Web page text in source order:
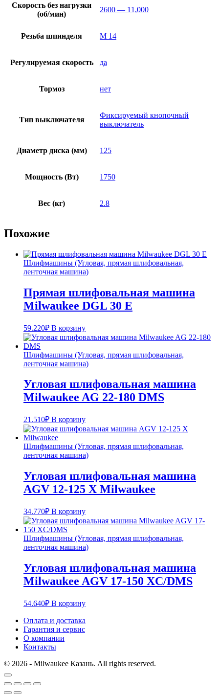
Скорость без нагрузки
(об/мин)
2600 — 11,000
Резьба шпинделя M 14
Регулируемая скорость да
Тормоз нет
Тип выключателя
Фиксируемый кнопочный
выключатель
Диаметр диска (мм) 125
Мощность (Вт) 1750
Вес (кг) 2.8
Похожие
Шлифмашины (Угловая, прямая шлифовальная,
ленточная машина)
Прямая шлифовальная машина
Milwaukee DGL 30 E
59.220₽ В корзину
Шлифмашины (Угловая, прямая шлифовальная,
ленточная машина)
Угловая шлифовальная машина
Milwaukee AG 22-180 DMS
21.510₽ В корзину
Шлифмашины (Угловая, прямая шлифовальная,
ленточная машина)
Угловая шлифовальная машина
AGV 12-125 X Milwaukee
34.770₽ В корзину
Шлифмашины (Угловая, прямая шлифовальная,
ленточная машина)
Угловая шлифовальная машина
Milwaukee AGV 17-150 XC/DMS
54.640₽ В корзину
Оплата и доставка
Гарантия и сервис
О компании
Контакты
© 2026 - Milwaukee Казань. All rights reserved.